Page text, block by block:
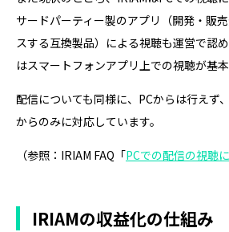
サードパーティー製のアプリ（開発・販
スする互換製品）による視聴も運営で認
はスマートフォンアプリ上での視聴が基本
配信についても同様に、PCからは行えず
からのみに対応しています。
（参照：IRIAM FAQ「PCでの配信の視聴
IRIAMの収益化の仕組み